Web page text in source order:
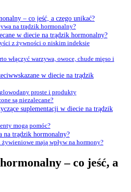
– co jeść, a czego unikać?
na trądzik hormonalny?
w diecie na trądzik hormonalny?
z żywności o niskim indeksie
włączyć warzywa, owoce, chude mięso i
w diecie na trądzik
proste i produkty
są niezalecane?
suplementacji w diecie na trądzik
mogą pomóc?
na trądzik hormonalny?
mają wpływ na hormony?
– co jeść, a